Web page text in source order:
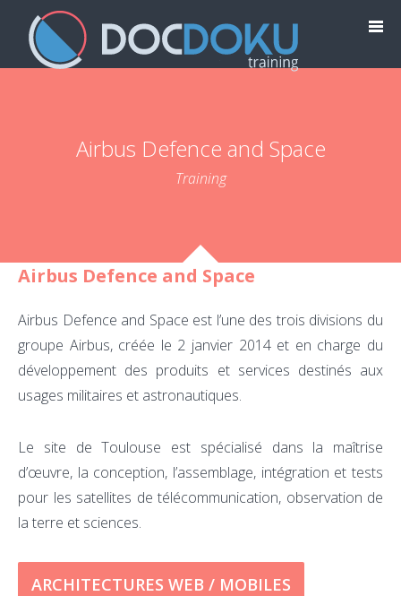
Airbus Defence and Space
Training
Airbus Defence and Space
Airbus Defence and Space est l’une des trois divisions du
groupe Airbus, créée le 2 janvier 2014 et en charge du
développement des produits et services destinés aux
usages militaires et astronautiques.
Le site de Toulouse est spécialisé dans la maîtrise
d’œuvre, la conception, l’assemblage, intégration et tests
pour les satellites de télécommunication, observation de
la terre et sciences.
ARCHITECTURES WEB / MOBILES